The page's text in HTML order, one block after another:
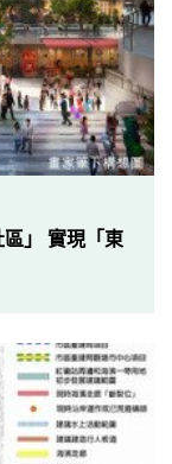
」 實現「東